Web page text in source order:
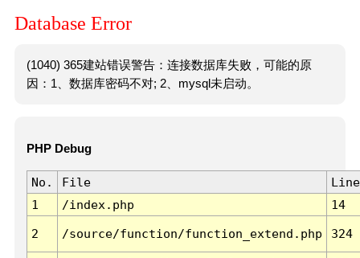
Database Error
(1040) 365建站错误警告：连接数据库失败，可能的原
因：1、数据库密码不对; 2、mysql未启动。
PHP Debug
No. File
Line
1
/index.php 14
2 /source/function/function_extend.php 324